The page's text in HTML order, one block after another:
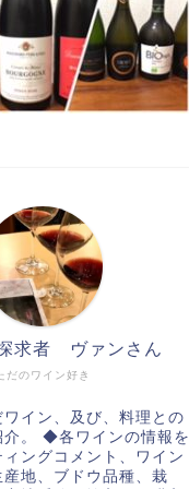
だのワイン好き
求者 ヴァンさん
イン、及び、料理との
介。 ◆各ワインの情報を
ングコメント、ワイン
地、ブドウ品種、栽